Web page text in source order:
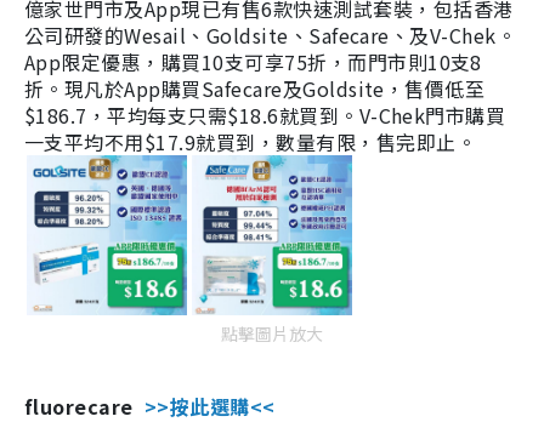
億家世門市及App現已有售6款快速測試套裝，包括香港
公司研發的Wesail、Goldsite、Safecare、及V-Chek。
App限定優惠，購買10支可享75折，而門市則10支8
折。現凡於App購買Safecare及Goldsite，售價低至
$186.7，平均每支只需$18.6就買到。V-Chek門市購買
一支平均不用$17.9就買到，數量有限，售完即止。
點擊圖片放大
fluorecare >>按此選購<<